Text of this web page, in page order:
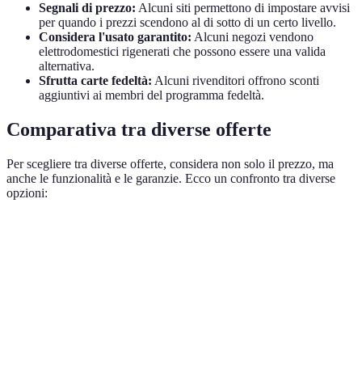
Segnali di prezzo: Alcuni siti permettono di impostare avvisi
per quando i prezzi scendono al di sotto di un certo livello.
Considera l'usato garantito: Alcuni negozi vendono
elettrodomestici rigenerati che possono essere una valida
alternativa.
Sfrutta carte fedeltà: Alcuni rivenditori offrono sconti
aggiuntivi ai membri del programma fedeltà.
Comparativa tra diverse offerte
Per scegliere tra diverse offerte, considera non solo il prezzo, ma
anche le funzionalità e le garanzie. Ecco un confronto tra diverse
opzioni: